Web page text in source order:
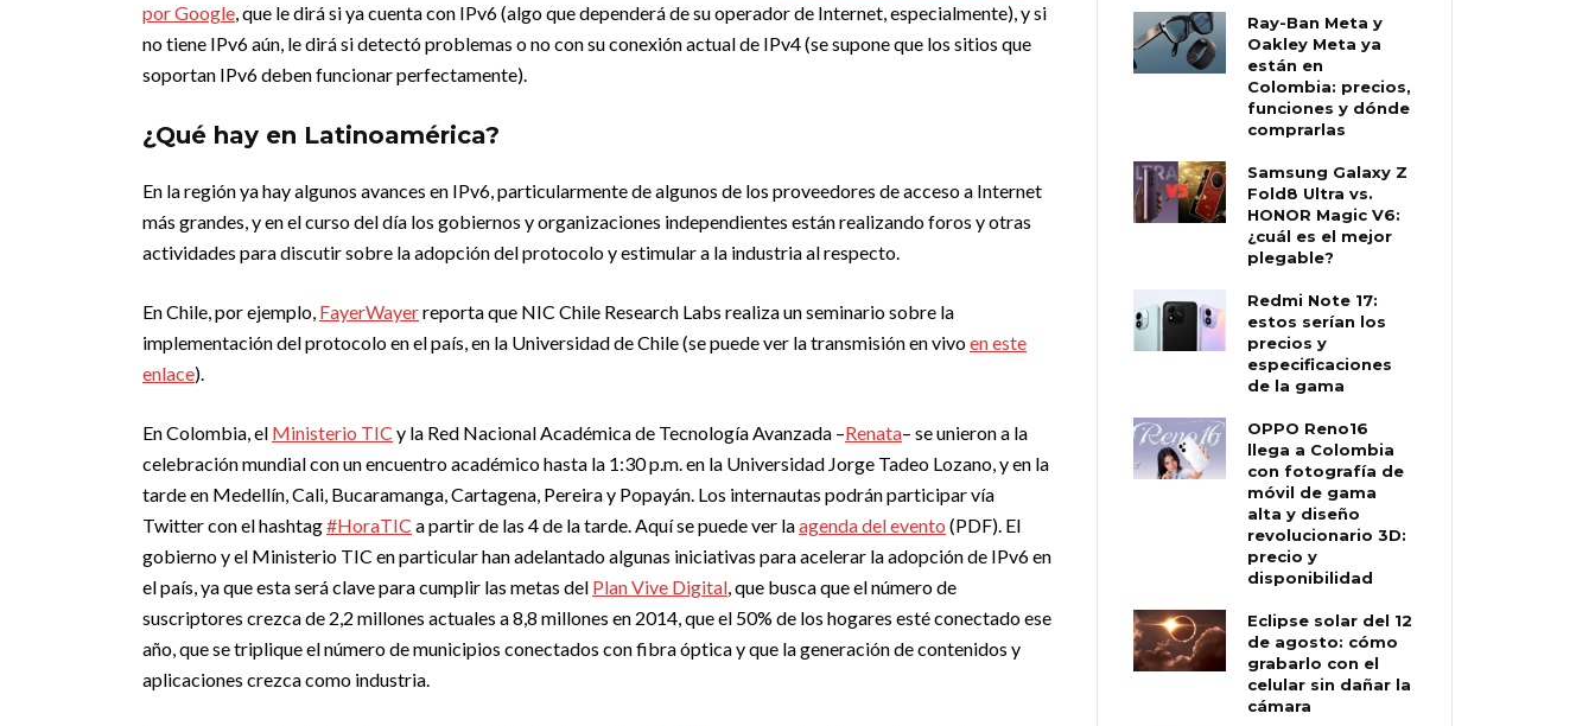
por Google, que le dirá si ya cuenta con IPv6 (algo que dependerá de su operador de Internet, especialmente), y si
no tiene IPv6 aún, le dirá si detectó problemas o no con su conexión actual de IPv4 (se supone que los sitios que
soportan IPv6 deben funcionar perfectamente).
¿Qué hay en Latinoamérica?
En la región ya hay algunos avances en IPv6, particularmente de algunos de los proveedores de acceso a Internet
más grandes, y en el curso del día los gobiernos y organizaciones independientes están realizando foros y otras
actividades para discutir sobre la adopción del protocolo y estimular a la industria al respecto.
En Chile, por ejemplo, FayerWayerreporta que NIC Chile Research Labs realiza un seminario sobre la
implementación del protocolo en el país, en la Universidad de Chile (se puede ver la transmisión en vivoen este
enlace).
En Colombia, el Ministerio TIC y la Red Nacional Académica de Tecnología Avanzada –Renata– se unieron a la
celebración mundial con un encuentro académico hasta la 1:30 p.m. en la Universidad Jorge Tadeo Lozano, y en la
tarde en Medellín, Cali, Bucaramanga, Cartagena, Pereira y Popayán. Los internautas podrán participar vía
Twitter con el hashtag#HoraTIC a partir de las 4 de la tarde. Aquí se puede ver laagenda del evento (PDF). El
gobierno y el Ministerio TIC en particular han adelantado algunas iniciativas para acelerar la adopción de IPv6 en
el país, ya que esta será clave para cumplir las metas del Plan Vive Digital, que busca que el número de
suscriptores crezca de 2,2 millones actuales a 8,8 millones en 2014, que el 50% de los hogares esté conectado ese
año, que se triplique el número de municipios conectados con fibra óptica y que la generación de contenidos y
aplicaciones crezca como industria.
Ray-Ban Meta y
Oakley Meta ya
están en
Colombia: precios,
funciones y dónde
comprarlas
Samsung Galaxy Z
Fold8 Ultra vs.
HONOR Magic V6:
¿cuál es el mejor
plegable?
Redmi Note 17:
estos serían los
precios y
especificaciones
de la gama
OPPO Reno16
llega a Colombia
con fotografía de
móvil de gama
alta y diseño
revolucionario 3D:
precio y
disponibilidad
Eclipse solar del 12
de agosto: cómo
grabarlo con el
celular sin dañar la
cámara